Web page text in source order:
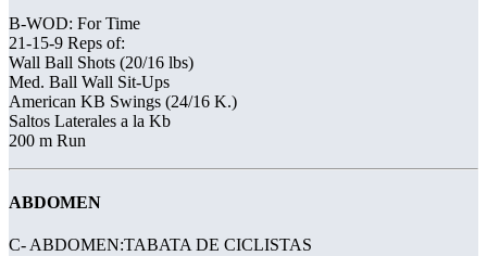
B-WOD: For Time
21-15-9 Reps of:
Wall Ball Shots (20/16 lbs)
Med. Ball Wall Sit-Ups
American KB Swings (24/16 K.)
Saltos Laterales a la Kb
200 m Run
ABDOMEN
C- ABDOMEN:TABATA DE CICLISTAS